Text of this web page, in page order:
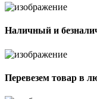
Наличный и
Перевезем товар в